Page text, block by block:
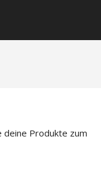
deine Produkte zum